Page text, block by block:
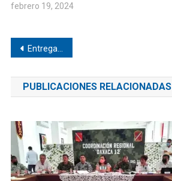
febrero 19, 2024
Navegación
de
entradas
Entregaron más de 7 millones a productores en Pinotepa
PUBLICACIONES RELACIONADAS